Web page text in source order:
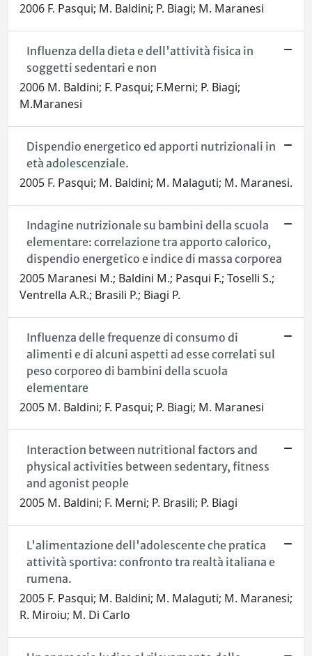
2006 F. Pasqui; M. Baldini; P. Biagi; M. Maranesi
Influenza della dieta e dell'attività fisica in
soggetti sedentari e non
2006 M. Baldini; F. Pasqui; F.Merni; P. Biagi;
M.Maranesi
Dispendio energetico ed apporti nutrizionali in
età adolescenziale.
2005 F. Pasqui; M. Baldini; M. Malaguti; M. Maranesi.
Indagine nutrizionale su bambini della scuola
elementare: correlazione tra apporto calorico,
dispendio energetico e indice di massa corporea
2005 Maranesi M.; Baldini M.; Pasqui F.; Toselli S.;
Ventrella A.R.; Brasili P.; Biagi P.
Influenza delle frequenze di consumo di
alimenti e di alcuni aspetti ad esse correlati sul
peso corporeo di bambini della scuola
elementare
2005 M. Baldini; F. Pasqui; P. Biagi; M. Maranesi
Interaction between nutritional factors and
physical activities between sedentary, fitness
and agonist people
2005 M. Baldini; F. Merni; P. Brasili; P. Biagi
L'alimentazione dell'adolescente che pratica
attività sportiva: confronto tra realtà italiana e
rumena.
2005 F. Pasqui; M. Baldini; M. Malaguti; M. Maranesi;
R. Miroiu; M. Di Carlo